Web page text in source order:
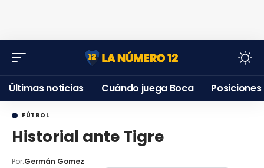
Últimas noticias Cuándo juega Boca Posiciones
FÚTBOL
Historial ante Tigre
Por:Germán Gomez